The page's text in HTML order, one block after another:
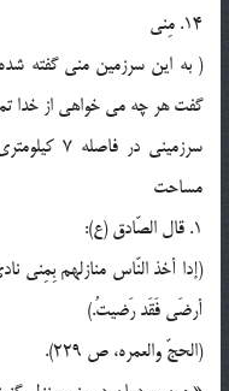
14. مِنی
( به این سرزمین منی گفته
گفت هر چه می خواهی از خدا
مساحت
1. قال الصّادق (ع):
(إدا أخذ النّاس منازلهم بِمِنی
أرضَی فَقَد رَضیتُ.)
(الحجّ والعمره، ص 229).